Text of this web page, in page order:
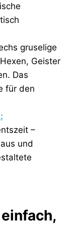
gruselige
Geister
Das
für den
–
und